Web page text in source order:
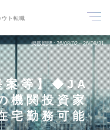
ウト転職
掲載期間 26/08/02～26/08/31
案等】◆JA
機関投資家
宅勤務可能